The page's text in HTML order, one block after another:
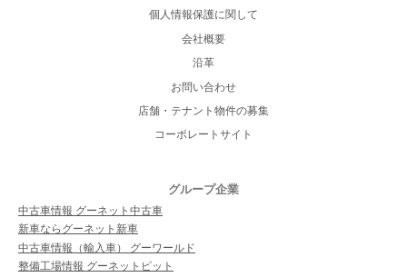
個人情報保護に関して
会社概要
沿革
お問い合わせ
店舗・テナント物件の募集
コーポレートサイト
グループ企業
中古車情報 グーネット中古車
新車ならグーネット新車
中古車情報（輸入車） グーワールド
整備工場情報 グーネットピット